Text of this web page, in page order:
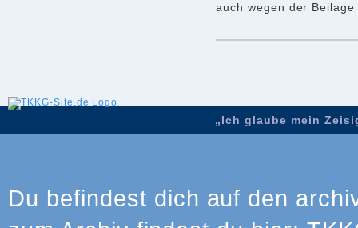
auch wegen der
„Ich glaube mein
Du befindest dich auf den